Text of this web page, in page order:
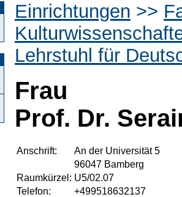
Einrichtungen >>
Lehrstuhl für
Frau
Prof. Dr.
Anschrift:
An der Universität 5
96047 Bamberg
Raumkürzel: U5/02.07
Telefon:
+499518632137